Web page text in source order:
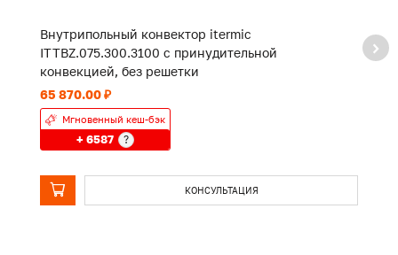
Внутрипольный конвектор itermic
ITTBZ.075.300.3100 с принудительной
конвекцией, без решетки
65 870.00 ₽
Мгновенный кеш-бэк
+ 6587 ?
КОНСУЛЬТАЦИЯ